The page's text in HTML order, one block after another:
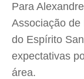
Para
Associação de
do Espírito
expectativas
área.